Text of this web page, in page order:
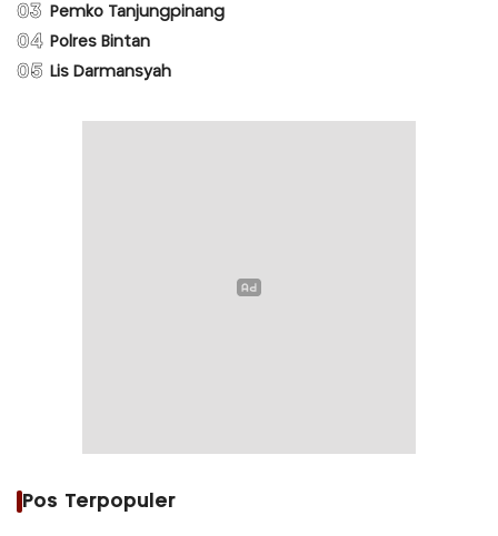
03 Pemko Tanjungpinang
04 Polres Bintan
05 Lis Darmansyah
Pos Terpopuler